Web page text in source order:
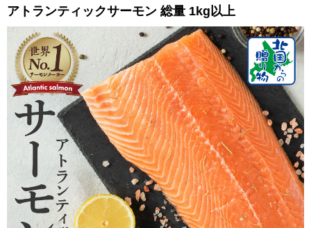
アトランティックサーモン 総量 1kg以上